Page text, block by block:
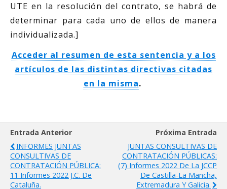
UTE en la resolución del contrato, se habrá de
determinar para cada uno de ellos de manera
individualizada.]
Acceder al resumen de esta sentencia y a los
artículos de las distintas directivas citadas
en la misma.
Entrada Anterior
INFORMES JUNTAS
CONSULTIVAS DE
CONTRATACIÓN PÚBLICA:
11 Informes 2022 J.C. De
Cataluña.
Próxima Entrada
JUNTAS CONSULTIVAS DE
CONTRATACIÓN PÚBLICAS:
(7) Informes 2022 De La JCCP
De Castilla-La Mancha,
Extremadura Y Galicia.